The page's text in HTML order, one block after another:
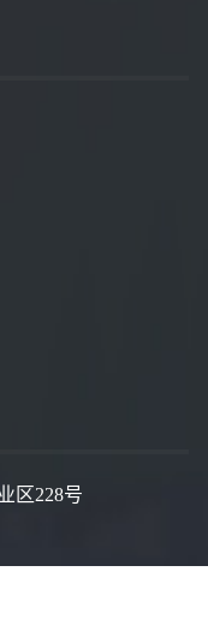
区228号